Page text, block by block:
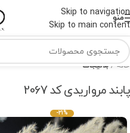
Skip to navigation
Skip to main content
منو
خانه بدلیجات
پابند مرواریدی کد 2067
-21%